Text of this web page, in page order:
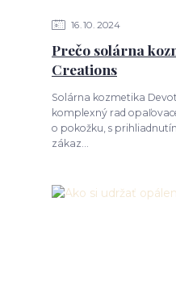
16 10 2024
Prečo solárna
Creations
Solárna kozmetika
komplexný rad
o pokožku, s
zákaz...